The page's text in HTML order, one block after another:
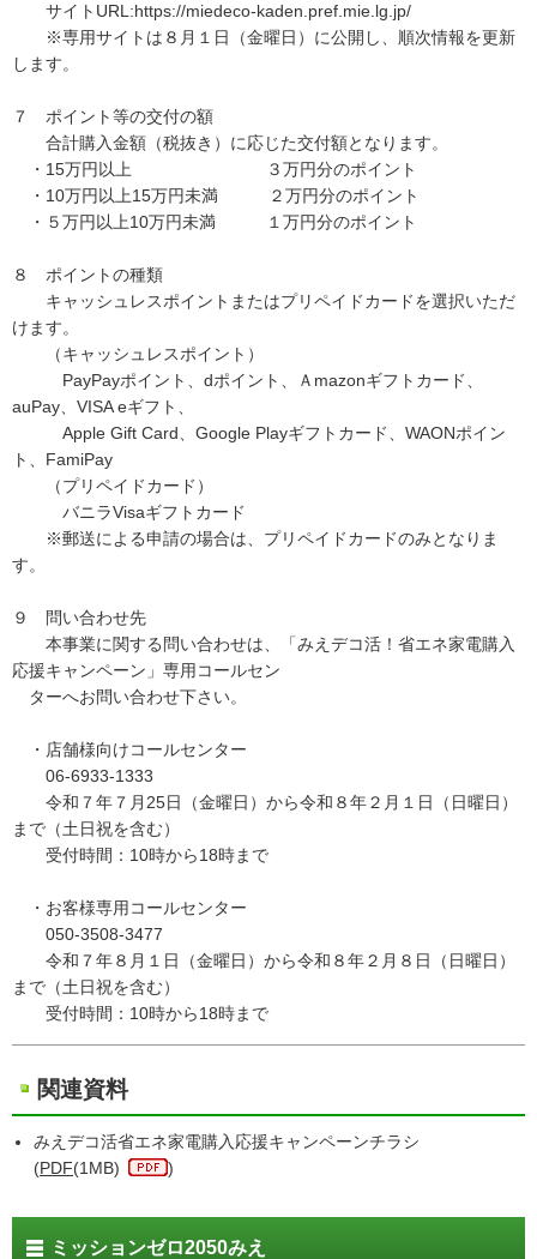
サイトURL:https://miedeco-kaden.pref.mie.lg.jp/
※専用サイトは８月１日（金曜日）に公開し、順次情報を更新
します。
７ ポイント等の交付の額
合計購入金額（税抜き）に応じた交付額となります。
・15万円以上 ３万円分のポイント
・10万円以上15万円未満 ２万円分のポイント
・５万円以上10万円未満 １万円分のポイント
８ ポイントの種類
キャッシュレスポイントまたはプリペイドカードを選択いただ
けます。
（キャッシュレスポイント）
PayPayポイント、dポイント、Ａmazonギフトカード、
auPay、VISA eギフト、
Apple Gift Card、Google Playギフトカード、WAONポイン
ト、FamiPay
（プリペイドカード）
バニラVisaギフトカード
※郵送による申請の場合は、プリペイドカードのみとなりま
す。
９ 問い合わせ先
本事業に関する問い合わせは、「みえデコ活！省エネ家電購入
応援キャンペーン」専用コールセン
ターへお問い合わせ下さい。
・店舗様向けコールセンター
06-6933-1333
令和７年７月25日（金曜日）から令和８年２月１日（日曜日）
まで（土日祝を含む）
受付時間：10時から18時まで
・お客様専用コールセンター
050-3508-3477
令和７年８月１日（金曜日）から令和８年２月８日（日曜日）
まで（土日祝を含む）
受付時間：10時から18時まで
関連資料
みえデコ活省エネ家電購入応援キャンペーンチラシ
(PDF(1MB) )
ミッションゼロ2050みえ